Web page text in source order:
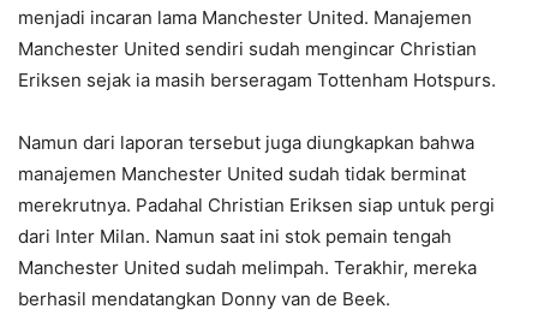
menjadi incaran lama Manchester United. Manajemen
Manchester United sendiri sudah mengincar Christian
Eriksen sejak ia masih berseragam Tottenham Hotspurs.
Namun dari laporan tersebut juga diungkapkan bahwa
manajemen Manchester United sudah tidak berminat
merekrutnya. Padahal Christian Eriksen siap untuk pergi
dari Inter Milan. Namun saat ini stok pemain tengah
Manchester United sudah melimpah. Terakhir, mereka
berhasil mendatangkan Donny van de Beek.